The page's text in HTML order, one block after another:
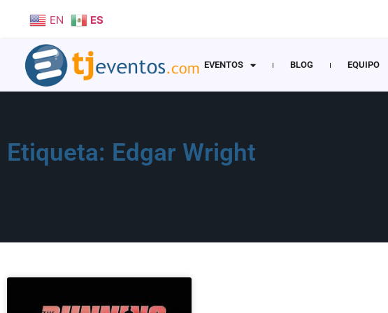
EN ES
EVENTOS BLOG EQUIPO
Etiqueta: Edgar Wright